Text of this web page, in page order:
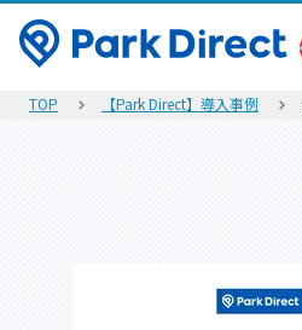
TOP 【Park Direct】導入事例